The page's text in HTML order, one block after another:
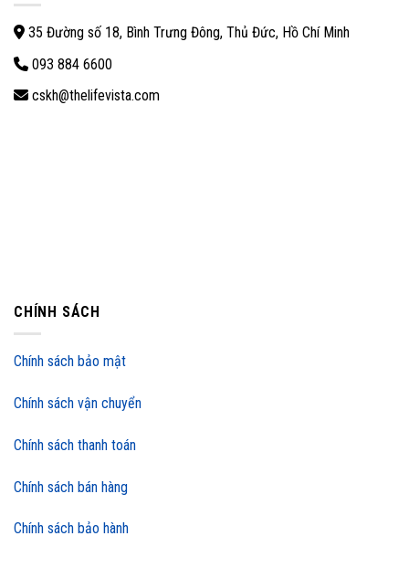
35 Đường số 18, Bình Trưng Đông, Thủ Đức, Hồ Chí Minh
093 884 6600
cskh@thelifevista.com
CHÍNH SÁCH
Chính sách bảo mật
Chính sách vận chuyển
Chính sách thanh toán
Chính sách bán hàng
Chính sách bảo hành